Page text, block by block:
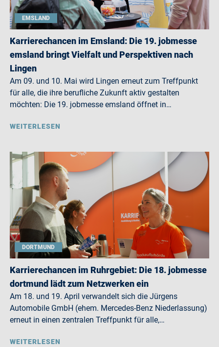
EMSLAND
Karrierechancen im Emsland: Die 19. jobmesse
emsland bringt Vielfalt und Perspektiven nach
Lingen
Am 09. und 10. Mai wird Lingen erneut zum Treffpunkt
für alle, die ihre berufliche Zukunft aktiv gestalten
möchten: Die 19. jobmesse emsland öffnet in…
WEITERLESEN
DORTMUND
Karrierechancen im Ruhrgebiet: Die 18. jobmesse
dortmund lädt zum Netzwerken ein
Am 18. und 19. April verwandelt sich die Jürgens
Automobile GmbH (ehem. Mercedes-Benz Niederlassung)
erneut in einen zentralen Treffpunkt für alle,…
WEITERLESEN